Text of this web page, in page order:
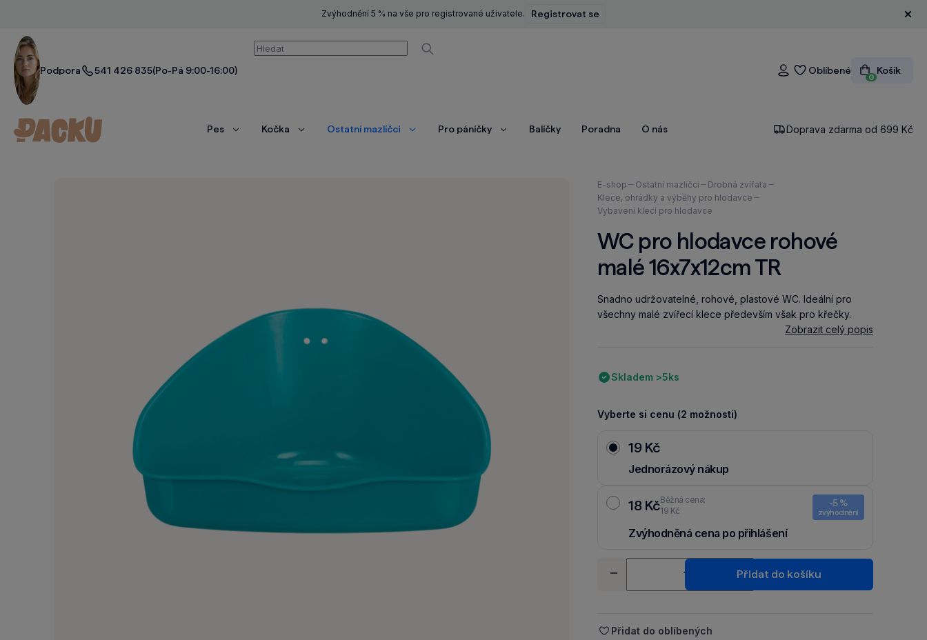
Zvýhodnění 5 % na vše pro registrované uživatele. Registrovat se
Podpora 541 426 835(Po-Pá 9:00-16:00)
Vyhledávání
Vyhledávat
Přihlášení
Oblíbené
0
Košík
Pes
ZobrazitKočka
ZobrazitOstatní mazlíčci
ZobrazitPro páníčky
ZobrazitBalíčky Poradna O nás Doprava zdarma od 699 Kč
Nacházíte
se
zde:
E-shop Ostatní mazlíčci
Drobná zvířata
Klece, ohrádky a výběhy pro hlodavce
Vybavení klecí pro hlodavce
WC pro hlodavce rohové
malé 16x7x12cm TR
Snadno udržovatelné, rohové, plastové WC. Ideální pro
všechny malé zvířecí klece především však pro křečky.
Zobrazit celý popis
Skladem >5ks
Vyberte si cenu (2 možnosti)
19 Kč
Jednorázový nákup
18 KčBěžná cena:
19 Kč
-5 %
zvýhodnění
Zvýhodněná cena po přihlášení
-
+
Přidat do košíku
Přidat do oblíbených